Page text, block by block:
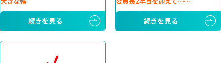
続きを見る
続きを見る